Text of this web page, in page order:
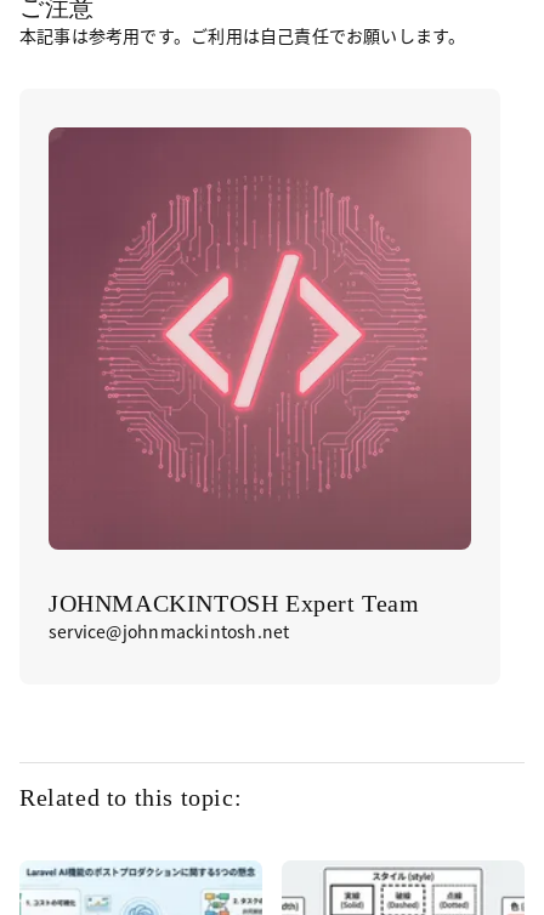
ご注意
本記事は参考用です。ご利用は自己責任でお願いします。
JOHNMACKINTOSH Expert Team
service@johnmackintosh.net
Related to this topic: